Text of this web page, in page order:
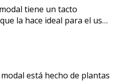
tiene un tacto
la hace ideal para el uso
está hecho de plantas